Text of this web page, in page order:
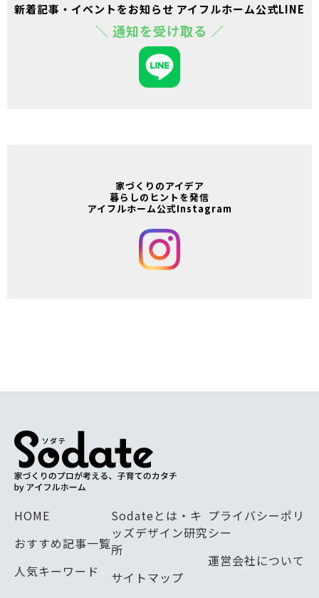
新着記事・イベントをお知らせ アイフルホーム公式LINE
＼ 通知を受け取る ／
家づくりのアイデア
暮らしのヒントを発信
アイフルホーム公式Instagram
HOME
おすすめ記事一覧
人気キーワード
Sodateとは・キ
ッズデザイン研究
所
サイトマップ
プライバシーポリ
シー
運営会社について